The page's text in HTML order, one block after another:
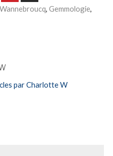
Gemmologie
par Charlotte W